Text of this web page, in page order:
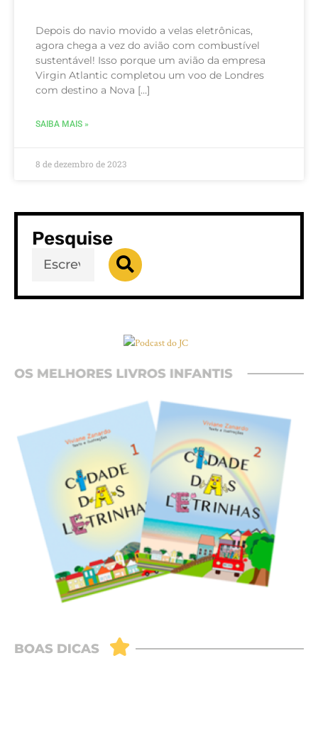
Depois do navio movido a velas eletrônicas,
agora chega a vez do avião com combustível
sustentável! Isso porque um avião da empresa
Virgin Atlantic completou um voo de Londres
com destino a Nova […]
SAIBA MAIS »
8 de dezembro de 2023
Pesquise